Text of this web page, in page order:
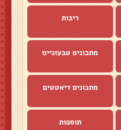
ריבות
מתכונים טבעוניים
מתכונים דיאטטים
תוספות